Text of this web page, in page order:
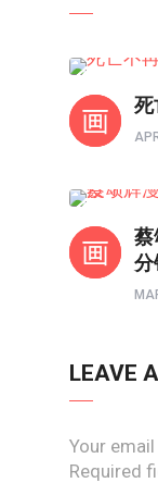
死
蔡
分
LEAVE
Your
Required